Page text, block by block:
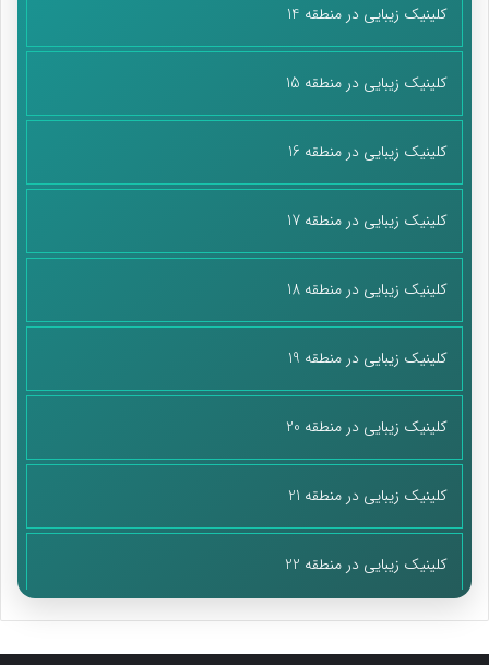
کلینیک زیبایی در منطقه 14
کلینیک زیبایی در منطقه 15
کلینیک زیبایی در منطقه 16
کلینیک زیبایی در منطقه 17
کلینیک زیبایی در منطقه 18
کلینیک زیبایی در منطقه 19
کلینیک زیبایی در منطقه 20
کلینیک زیبایی در منطقه 21
کلینیک زیبایی در منطقه 22